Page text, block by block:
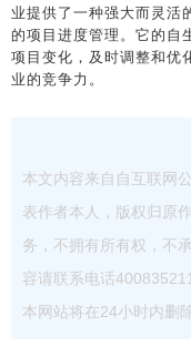
业提供了一种强大而灵活
的项目进度管理。它的自
项目变化，及时调整和优
业的竞争力。
本文内容来自自互联网
表作者本人，版权归原
务，不拥有所有权，不
容请联系电话
本网站将在24小时内删